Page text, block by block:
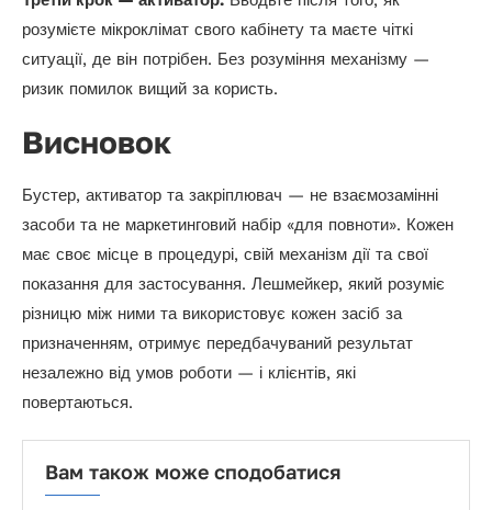
розумієте мікроклімат свого кабінету та маєте чіткі
ситуації, де він потрібен. Без розуміння механізму —
ризик помилок вищий за користь.
Висновок
Бустер, активатор та закріплювач — не взаємозамінні
засоби та не маркетинговий набір «для повноти». Кожен
має своє місце в процедурі, свій механізм дії та свої
показання для застосування. Лешмейкер, який розуміє
різницю між ними та використовує кожен засіб за
призначенням, отримує передбачуваний результат
незалежно від умов роботи — і клієнтів, які
повертаються.
Вам також може сподобатися